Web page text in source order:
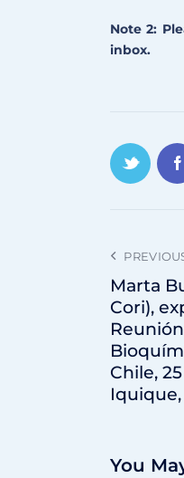
Note 2:
inbox.
Marta
Cori),
Chile,
You